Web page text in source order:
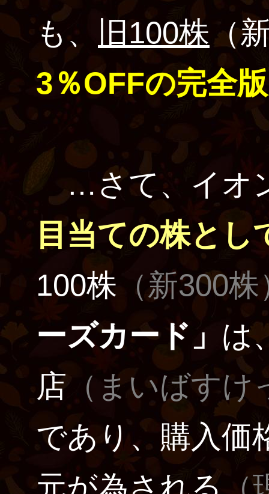
も、
旧100株（
3％OFFの完全版
…さて、イオ
目当ての株とし
100株 （新300
ーズカード」 は
店（まいばすけ
であり、購入価
元が為される